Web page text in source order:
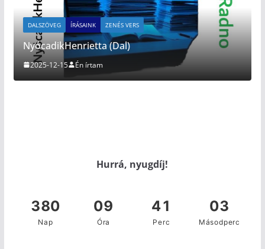
DALSZÖVEG ÍRÁSAINK ZENÉS VERS
NyócadikHenrietta (Dal)
2025-12-15 Én írtam
Hurrá, nyugdíj!